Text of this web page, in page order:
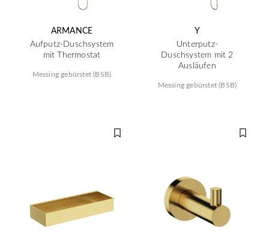
ARMANCE
Aufputz-Duschsystem
mit Thermostat
Messing gebürstet (BSB)
Y
Unterputz-
Duschsystem mit 2
Ausläufen
Messing gebürstet (BSB)